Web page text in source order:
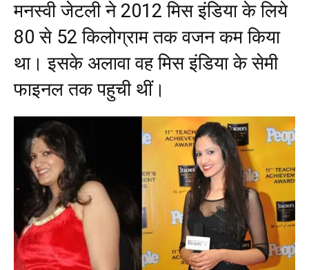
मनस्वी जेटली ने 2012 मिस इंडिया के लिये
80 से 52 किलोग्राम तक वजन कम किया
था। इसके अलावा वह मिस इंडिया के सेमी
फाइनल तक पहुची थीं।